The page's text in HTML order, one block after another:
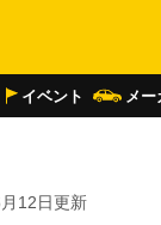
イベント メー
12日更新